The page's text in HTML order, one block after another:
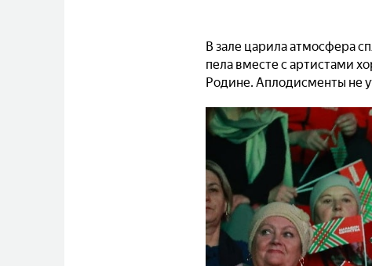
В зале царила атмосфера
пела вместе с артистами
Родине. Аплодисменты не